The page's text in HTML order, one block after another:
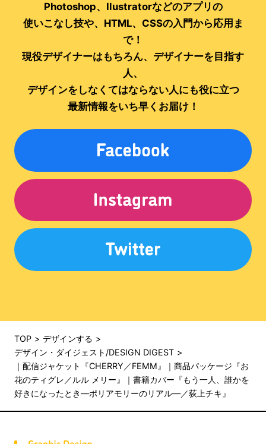
Photoshop、Ilustratorなどのアプリの
使いこなし技や、HTML、CSSの入門から応用ま
で！
現役デザイナーはもちろん、デザイナーを目指す
人、
デザインをしなくてはならない人にも役に立つ
最新情報をいち早くお届け！
TOP
デザインする
デザイン・ダイジェスト/DESIGN DIGEST
｜配信ジャケット『CHERRY／FEMM』｜商品パッケージ『お
花のティグレ／ルル メリー』｜書籍カバー『もう一人、誰かを
好きになったとき―ポリアモリーのリアル―／荻上チキ』